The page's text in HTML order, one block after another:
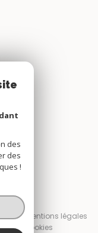
Mentions légales
Cookies
des
des
!